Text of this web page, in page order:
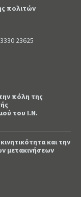
πολιτών
23625
πόλη της
του Ι.Ν.
και την
μετακινήσεων